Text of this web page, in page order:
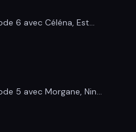
6 avec Céléna, Est...
5 avec Morgane, Nin...